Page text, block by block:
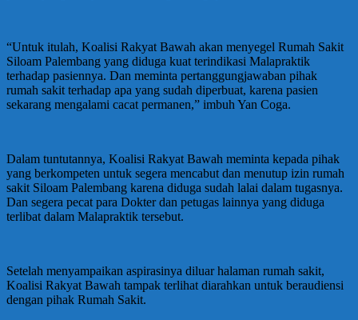
“Untuk itulah, Koalisi Rakyat Bawah akan menyegel Rumah Sakit
Siloam Palembang yang diduga kuat terindikasi Malapraktik
terhadap pasiennya. Dan meminta pertanggungjawaban pihak
rumah sakit terhadap apa yang sudah diperbuat, karena pasien
sekarang mengalami cacat permanen,” imbuh Yan Coga.
Dalam tuntutannya, Koalisi Rakyat Bawah meminta kepada pihak
yang berkompeten untuk segera mencabut dan menutup izin rumah
sakit Siloam Palembang karena diduga sudah lalai dalam tugasnya.
Dan segera pecat para Dokter dan petugas lainnya yang diduga
terlibat dalam Malapraktik tersebut.
Setelah menyampaikan aspirasinya diluar halaman rumah sakit,
Koalisi Rakyat Bawah tampak terlihat diarahkan untuk beraudiensi
dengan pihak Rumah Sakit.